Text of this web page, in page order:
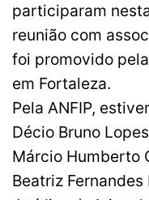
participaram
reunião com
foi promovido
em Fortaleza.
Pela ANFIP,
Décio Bruno
Márcio Humberto
Beatriz